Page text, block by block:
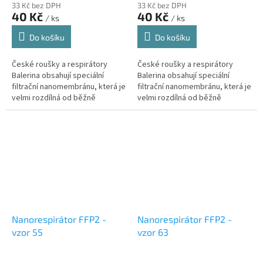
33 Kč bez DPH
40 Kč / ks
Do košíku
České roušky a respirátory
Balerina obsahují speciální
filtrační nanomembránu, která je
velmi rozdílná od běžně
používaných materiálů typu
33 Kč bez DPH
40 Kč / ks
Do košíku
České roušky a respirátory
Balerina obsahují speciální
filtrační nanomembránu, která je
velmi rozdílná od běžně
používaných materiálů typu
Nanorespirátor FFP2 -
vzor 55
Nanorespirátor FFP2 -
vzor 63